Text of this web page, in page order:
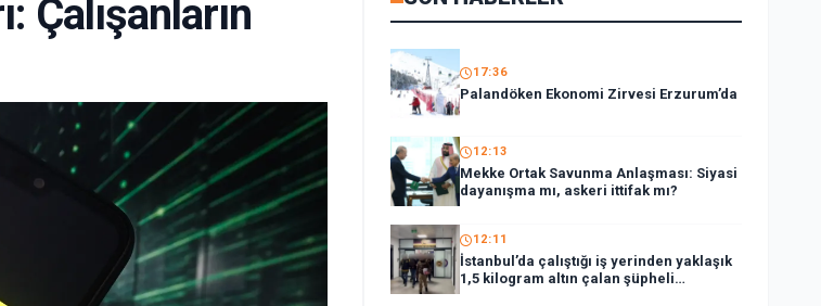
Çalışanların
17:36
Palandöken Ekonomi Zirvesi Erzurum’da
12:13
Mekke Ortak Savunma Anlaşması: Siyasi
dayanışma mı, askeri ittifak mı?
12:11
İstanbul’da çalıştığı iş yerinden yaklaşık
1,5 kilogram altın çalan şüpheli
tutuklandı